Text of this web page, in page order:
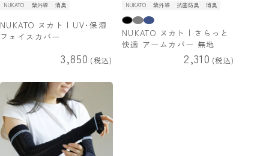
NUKATO 紫外線 消臭
NUKATO ヌカト | UV･保湿
フェイスカバー
3,850 税込
NUKATO 紫外線 抗菌防臭 消臭
NUKATO ヌカト | さらっと
快適 アームカバー 無地
2,310 税込